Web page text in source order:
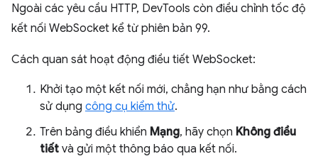
Ngoài các yêu cầu HTTP, DevTools còn điều chỉnh tốc độ
kết nối WebSocket kể từ phiên bản 99.
Cách quan sát hoạt động điều tiết WebSocket:
Khởi tạo một kết nối mới, chẳng hạn như bằng cách
sử dụng công cụ kiểm thử.
Trên bảng điều khiển Mạng, hãy chọn Không điều
tiết và gửi một thông báo qua kết nối.